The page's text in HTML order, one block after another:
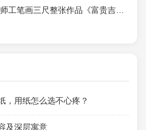
，用纸怎么选不心疼？
及深层寓意